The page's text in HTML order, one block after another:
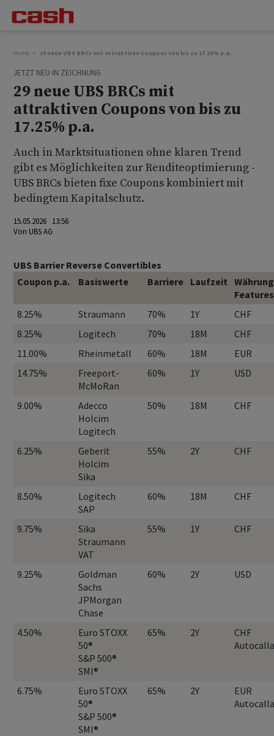
Home 29 neue UBS BRCs mit attraktiven Coupons von bis zu 17.25% p.a.
JETZT NEU IN ZEICHNUNG
29 neue UBS BRCs mit
attraktiven Coupons von bis zu
17.25% p.a.
Auch in Marktsituationen ohne klaren Trend
gibt es Möglichkeiten zur Renditeoptimierung -
UBS BRCs bieten fixe Coupons kombiniert mit
bedingtem Kapitalschutz.
15.05.2026 13:56
Von UBS AG
UBS Barrier Reverse Convertibles
Coupon p.a.
Basiswerte Barriere Laufzeit Währung
Features
8.25%
Straumann 70% 1Y
CHF
8.25%
Logitech 70% 18M
CHF
11.00%
Rheinmetall 60% 18M
EUR
14.75%
Freeport-
McMoRan
60% 1Y USD
9.00%
Adecco
Holcim
Logitech
50% 18M CHF
6.25%
Geberit
Holcim
Sika
55% 2Y CHF
8.50%
Logitech
SAP
60% 18M CHF
9.75%
Sika
Straumann
VAT
55% 1Y CHF
9.25%
Goldman
Sachs
JPMorgan
Chase
60% 2Y USD
4.50%
Euro STOXX
50®
S&P 500®
SMI®
65% 2Y
CHF
6.75%
Euro STOXX
50®
S&P 500®
SMI®
65% 2Y
EUR